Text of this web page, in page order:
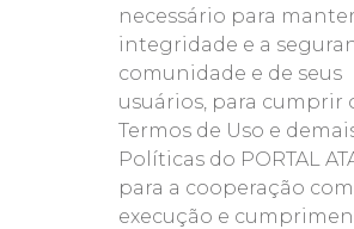
necessário para
integridade e a
comunidade e de seus
usuários, para cumprir
Termos de Uso e
Políticas do PORTAL
para a cooperação com
execução e